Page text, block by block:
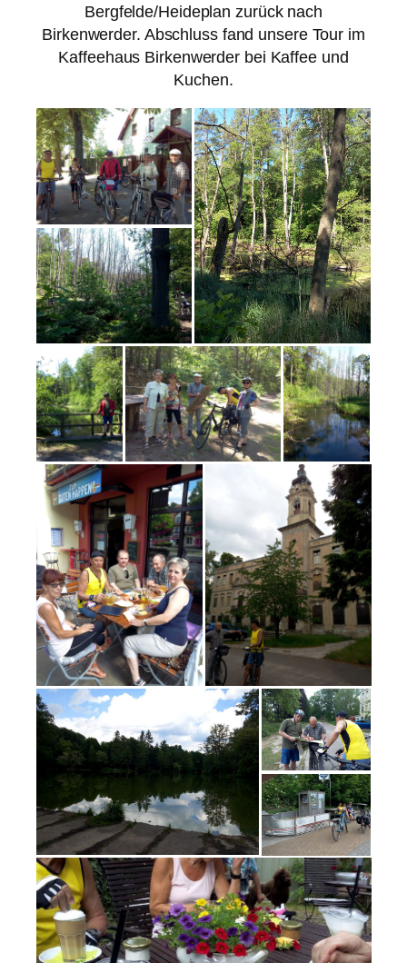
Bergfelde/Heideplan zurück nach
Birkenwerder. Abschluss fand unsere Tour im
Kaffeehaus Birkenwerder bei Kaffee und
Kuchen.